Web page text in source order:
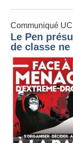
Communiqué
Le Pen
de classe